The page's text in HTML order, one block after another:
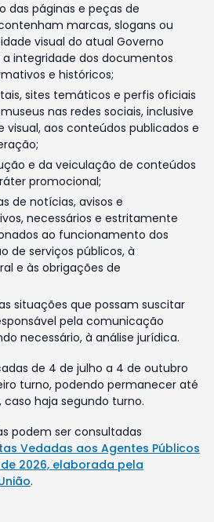
das páginas e peças de
marcas, slogans ou
visual do atual Governo
a integridade dos documentos
e históricos;
sites temáticos e perfis oficiais
nas redes sociais, inclusive
visual, aos conteúdos publicados e
e da veiculação de conteúdos
promocional;
de notícias, avisos e
necessários e estritamente
ao funcionamento dos
de serviços públicos, à
e às obrigações de
situações que possam suscitar
pela comunicação
necessário, à análise jurídica.
de 4 de julho a 4 de outubro
turno, podendo permanecer até
caso haja segundo turno.
podem ser consultadas
Vedadas aos Agentes Públicos
2026, elaborada pela
.